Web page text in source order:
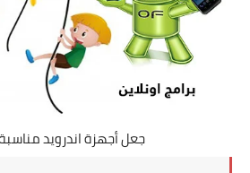
جعل أجهزة اندرويد